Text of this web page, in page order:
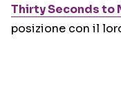
Thirty Seconds to
posizione con il